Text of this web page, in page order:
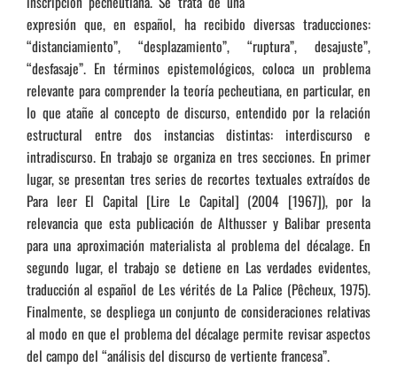
expresión que, en español, ha recibido diversas traducciones:
“distanciamiento”, “desplazamiento”, “ruptura”, desajuste”,
“desfasaje”. En términos epistemológicos, coloca un problema
relevante para comprender la teoría pecheutiana, en particular, en
lo que atañe al concepto de discurso, entendido por la relación
estructural entre dos instancias distintas: interdiscurso e
intradiscurso. En trabajo se organiza en tres secciones. En primer
lugar, se presentan tres series de recortes textuales extraídos de
Para leer El Capital [Lire Le Capital] (2004 [1967]), por la
relevancia que esta publicación de Althusser y Balibar presenta
para una aproximación materialista al problema del décalage. En
segundo lugar, el trabajo se detiene en Las verdades evidentes,
traducción al español de Les vérités de La Palice (Pêcheux, 1975).
Finalmente, se despliega un conjunto de consideraciones relativas
al modo en que el problema del décalage permite revisar aspectos
del campo del “análisis del discurso de vertiente francesa”.